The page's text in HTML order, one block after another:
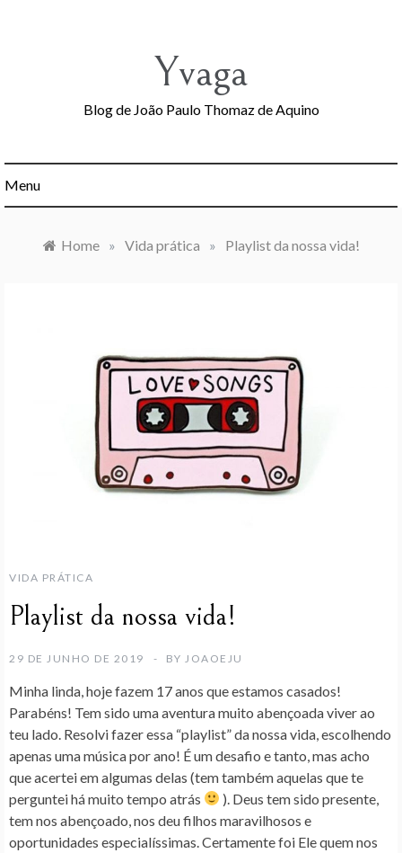
Yvaga
Blog de João Paulo Thomaz de Aquino
Menu
Home » Vida prática » Playlist da nossa vida!
VIDA PRÁTICA
Playlist da nossa vida!
29 DE JUNHO DE 2019 BY JOAOEJU
Minha linda, hoje fazem 17 anos que estamos casados!
Parabéns! Tem sido uma aventura muito abençoada viver ao
teu lado. Resolvi fazer essa “playlist” da nossa vida, escolhendo
apenas uma música por ano! É um desafio e tanto, mas acho
que acertei em algumas delas (tem também aquelas que te
perguntei há muito tempo atrás
). Deus tem sido presente,
tem nos abençoado, nos deu filhos maravilhosos e
oportunidades especialíssimas. Certamente foi Ele quem nos